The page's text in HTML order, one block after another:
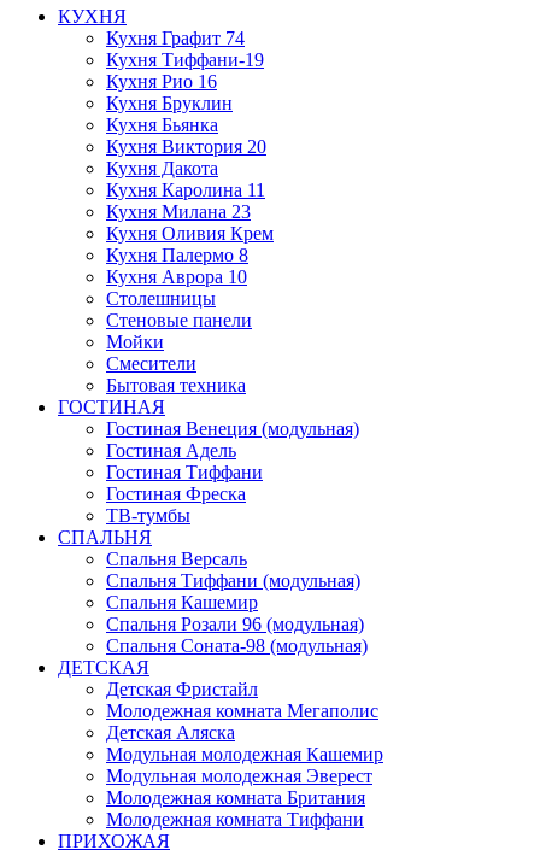
КУХНЯ
Кухня Графит 74
Кухня Тиффани-19
Кухня Рио 16
Кухня Бруклин
Кухня Бьянка
Кухня Виктория 20
Кухня Дакота
Кухня Каролина 11
Кухня Милана 23
Кухня Оливия Крем
Кухня Палермо 8
Кухня Аврора 10
Столешницы
Стеновые панели
Мойки
Смесители
Бытовая техника
ГОСТИНАЯ
Гостиная Венеция (модульная)
Гостиная Адель
Гостиная Тиффани
Гостиная Фреска
ТВ-тумбы
СПАЛЬНЯ
Спальня Версаль
Спальня Тиффани (модульная)
Спальня Кашемир
Спальня Розали 96 (модульная)
Спальня Соната-98 (модульная)
ДЕТСКАЯ
Детская Фристайл
Молодежная комната Мегаполис
Детская Аляска
Модульная молодежная Кашемир
Модульная молодежная Эверест
Молодежная комната Британия
Молодежная комната Тиффани
ПРИХОЖАЯ